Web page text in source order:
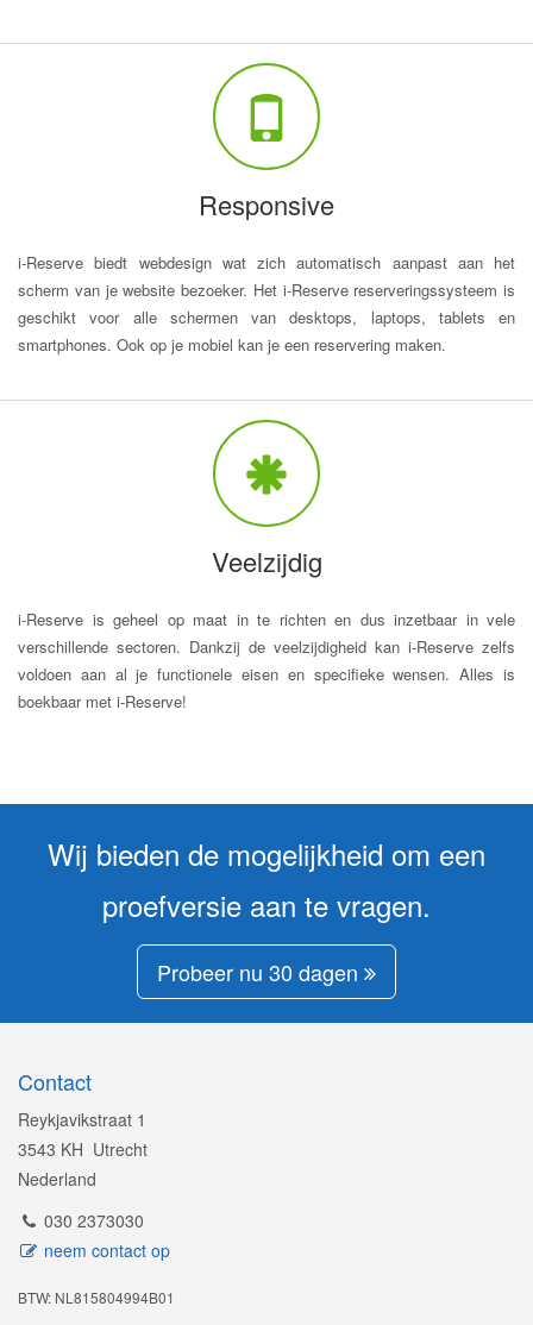
Responsive
i-Reserve biedt webdesign wat zich automatisch aanpast aan het
scherm van je website bezoeker. Het i-Reserve reserveringssysteem is
geschikt voor alle schermen van desktops, laptops, tablets en
smartphones. Ook op je mobiel kan je een reservering maken.
Veelzijdig
i-Reserve is geheel op maat in te richten en dus inzetbaar in vele
verschillende sectoren. Dankzij de veelzijdigheid kan i-Reserve zelfs
voldoen aan al je functionele eisen en specifieke wensen. Alles is
boekbaar met i-Reserve!
Wij bieden de mogelijkheid om een
proefversie aan te vragen.
Probeer nu 30 dagen
Contact
Reykjavikstraat 1
3543 KH Utrecht
Nederland
030 2373030
neem contact op
BTW: NL815804994B01